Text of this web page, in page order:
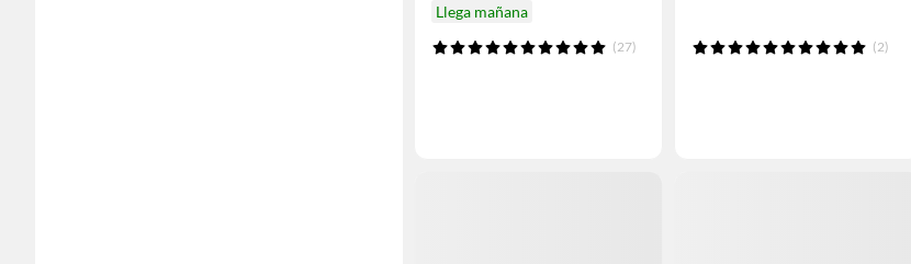
Llega mañana
(27) (2)